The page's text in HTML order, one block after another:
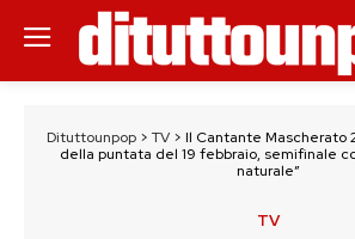
Dituttounpop > TV > Il Cantante Mascherato
della puntata del 19 febbraio, semifinale
naturale”
TV